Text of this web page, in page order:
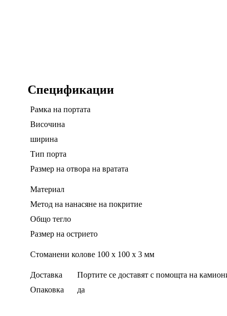
Спецификации
Рамка на портата
Височина
ширина
Тип порта
Размер на отвора на вратата
Материал
Метод на нанасяне на покритие
Общо тегло
Размер на острието
Стоманени колове 100 х 100 х 3 мм
Доставка
Портите се доставят с помощта на
Опаковка
да